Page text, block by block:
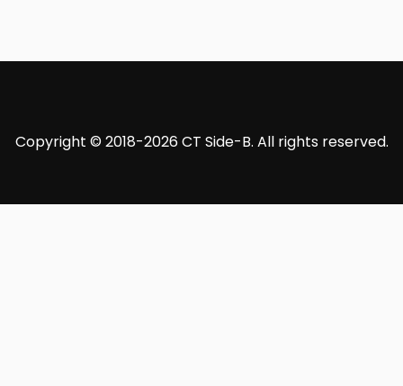
Copyright © 2018-2026 CT Side-B. All rights reserved.